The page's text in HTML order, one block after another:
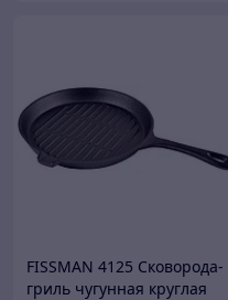
FISSMAN 4125 Сковорода-
гриль чугунная круглая